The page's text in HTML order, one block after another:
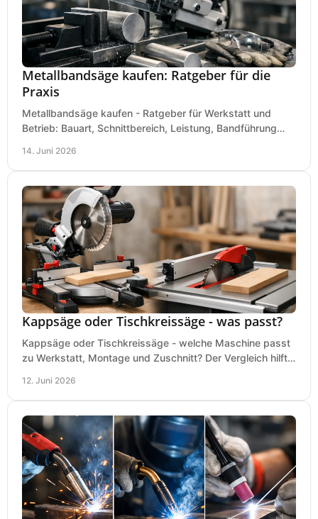
Metallbandsäge kaufen: Ratgeber für die
Praxis
Metallbandsäge kaufen - Ratgeber für Werkstatt und
Betrieb: Bauart, Schnittbereich, Leistung, Bandführung
14. Juni 2026
Kappsäge oder Tischkreissäge - was passt?
Kappsäge oder Tischkreissäge - welche Maschine passt
zu Werkstatt, Montage und Zuschnitt? Der Vergleich hilft
12. Juni 2026